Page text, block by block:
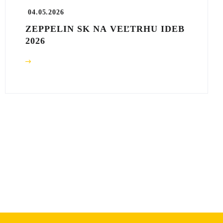
04.05.2026
ZEPPELIN SK NA VEĽTRHU IDEB
2026